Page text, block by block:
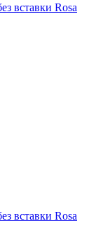
вставки Rosa
вставки Rosa